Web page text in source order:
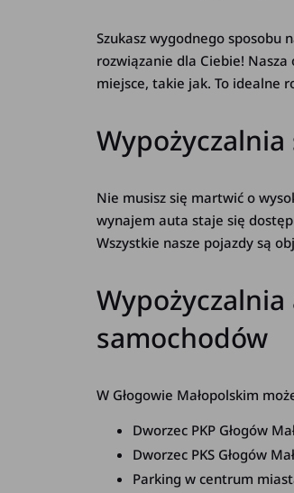
Szukasz wygodnego sposobu
rozwiązanie dla Ciebie!
miejsce, takie jak. To idealne
Nie musisz się martwić o
wynajem auta staje się
Wszystkie nasze pojazdy są
samochodów
W Głogowie Małopolskim
Dworzec PKP Głogów
Dworzec PKS Głogów
Parking w centrum